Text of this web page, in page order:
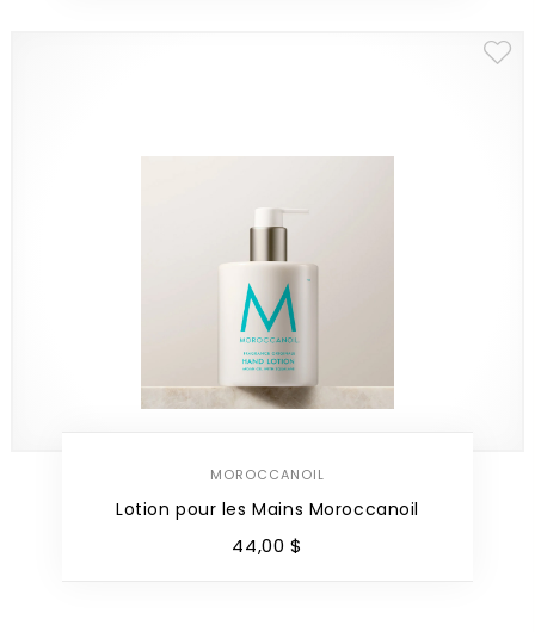
MOROCCANOIL
Lotion pour les Mains Moroccanoil
44,00 $